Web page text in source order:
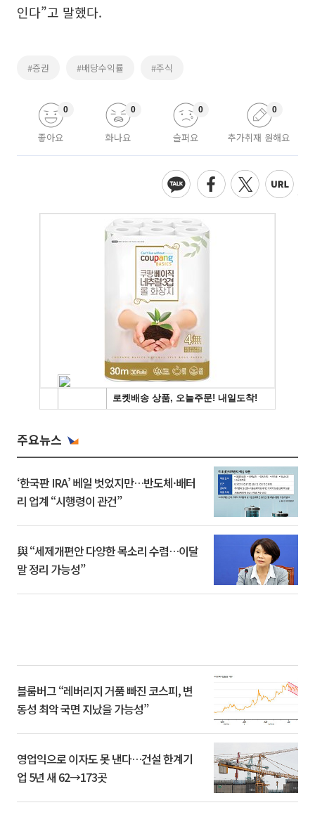
인다”고 말했다.
#증권 #배당수익률 #주식
좋아요
0
화나요
0
슬퍼요
0
추가취재 원해요
0
주요뉴스
‘한국판 IRA’ 베일 벗었지만…반도체·배터
리 업계 “시행령이 관건”
與 “세제개편안 다양한 목소리 수렴…이달
말 정리 가능성”
블룸버그 “레버리지 거품 빠진 코스피, 변
동성 최악 국면 지났을 가능성”
영업익으로 이자도 못 낸다…건설 한계기
업 5년 새 62→173곳